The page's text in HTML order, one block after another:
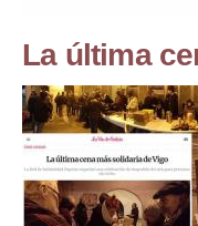
La última